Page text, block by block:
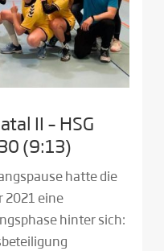
II – HSG
(9:13)
hatte die
2021 eine
hinter sich: